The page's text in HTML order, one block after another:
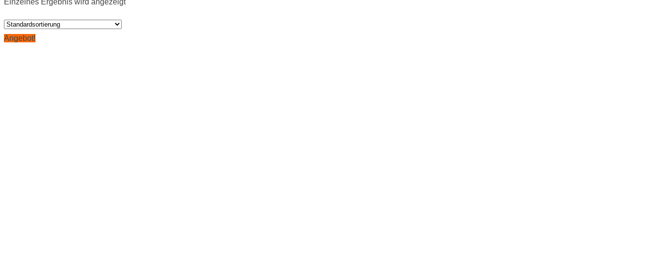
Einzelnes Ergebnis wird angezeigt
Angebot!